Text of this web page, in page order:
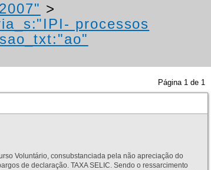
>
processos
Página 1 de 1
Voluntário, consubstanciada pela não apreciação do
de declaração. TAXA SELIC. Sendo o ressarcimento